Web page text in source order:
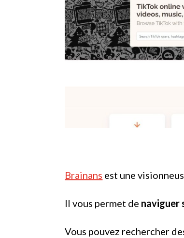
Brainans est une
Il vous permet de naviguer
Vous pouvez rechercher